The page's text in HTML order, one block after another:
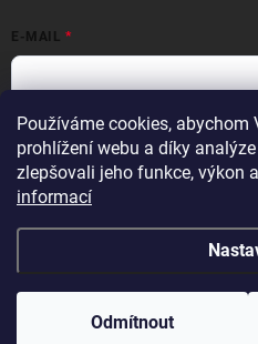
Používáme cookies,
prohlížení webu a díky
zlepšovali jeho funkce, výkon
informací
Odmítnout
E-MAIL
Vložením e-mailové adresy
údajů v souladu seZásadami
Přihlásit se
nastavení